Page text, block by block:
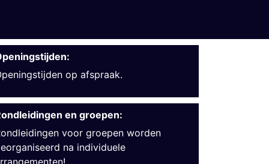
op afspraak.
en groepen:
voor groepen worden
na individuele